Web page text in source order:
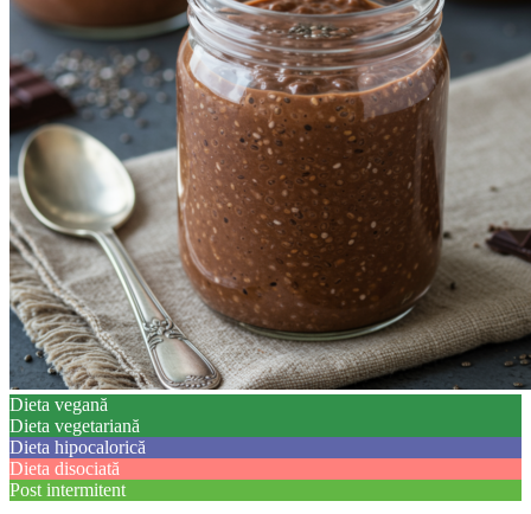
Dieta vegană
Dieta vegetariană
Dieta hipocalorică
Dieta disociată
Post intermitent